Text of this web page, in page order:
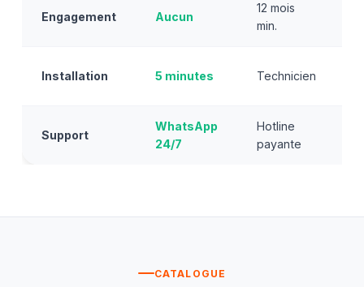
Engagement Aucun
12 mois
min.
Installation 5 minutes Technicien
Support
WhatsApp
24/7
Hotline
payante
CATALOGUE